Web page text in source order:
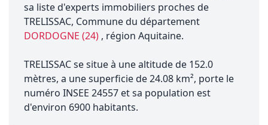
sa liste d'experts immobiliers proches de
TRELISSAC, Commune du département
DORDOGNE (24) , région Aquitaine.
TRELISSAC se situe à une altitude de 152.0
mètres, a une superficie de 24.08 km², porte le
numéro INSEE 24557 et sa population est
d'environ 6900 habitants.